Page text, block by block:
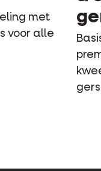
met
voor alle